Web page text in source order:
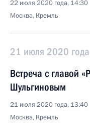
22 июля 2020 года, 14:30
Москва, Кремль
21 июля 2020
Встреча с главой
Шульгиновым
21 июля 2020 года, 13:40
Москва, Кремль